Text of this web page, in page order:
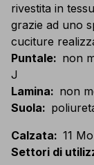
rivestita in
grazie ad uno
cuciture
Puntale: non
J
Lamina: non
Suola:
Calzata: 11
Settori di